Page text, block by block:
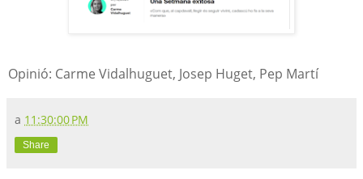
Opinió: Carme Vidalhuguet, Josep Huget, Pep Martí
a 11:30:00 PM
Share